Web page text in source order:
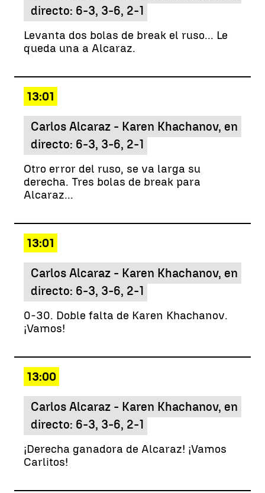
directo: 6-3, 3-6, 2-1
Levanta dos bolas de break el ruso... Le
queda una a Alcaraz.
13:01
Carlos Alcaraz - Karen Khachanov, en
directo: 6-3, 3-6, 2-1
Otro error del ruso, se va larga su
derecha. Tres bolas de break para
Alcaraz...
13:01
Carlos Alcaraz - Karen Khachanov, en
directo: 6-3, 3-6, 2-1
0-30. Doble falta de Karen Khachanov.
¡Vamos!
13:00
Carlos Alcaraz - Karen Khachanov, en
directo: 6-3, 3-6, 2-1
¡Derecha ganadora de Alcaraz! ¡Vamos
Carlitos!